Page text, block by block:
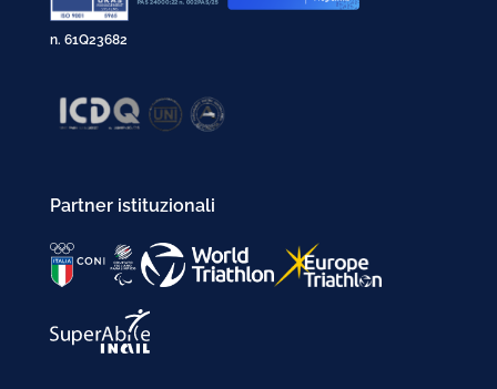
n. 61Q23682
Partner istituzionali